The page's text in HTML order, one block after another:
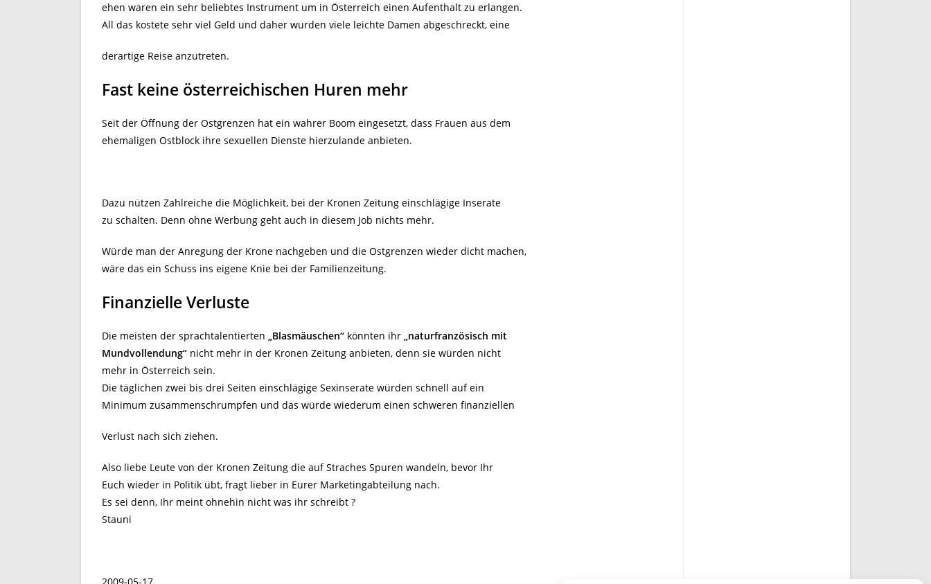
ehen waren ein sehr beliebtes Instrument um in Österreich einen Aufenthalt zu erlangen.
All das kostete sehr viel Geld und daher wurden viele leichte Damen abgeschreckt, eine
derartige Reise anzutreten.
Fast keine österreichischen Huren mehr
Seit der Öffnung der Ostgrenzen hat ein wahrer Boom eingesetzt, dass Frauen aus dem
ehemaligen Ostblock ihre sexuellen Dienste hierzulande anbieten.
Dazu nützen Zahlreiche die Möglichkeit, bei der Kronen Zeitung einschlägige Inserate
zu schalten. Denn ohne Werbung geht auch in diesem Job nichts mehr.
Würde man der Anregung der Krone nachgeben und die Ostgrenzen wieder dicht machen,
wäre das ein Schuss ins eigene Knie bei der Familienzeitung.
Finanzielle Verluste
Die meisten der sprachtalentierten „Blasmäuschen“ könnten ihr „naturfranzösisch mit
Mundvollendung“ nicht mehr in der Kronen Zeitung anbieten, denn sie würden nicht
mehr in Österreich sein.
Die täglichen zwei bis drei Seiten einschlägige Sexinserate würden schnell auf ein
Minimum zusammenschrumpfen und das würde wiederum einen schweren finanziellen
Verlust nach sich ziehen.
Also liebe Leute von der Kronen Zeitung die auf Straches Spuren wandeln, bevor Ihr
Euch wieder in Politik übt, fragt lieber in Eurer Marketingabteilung nach.
Es sei denn, Ihr meint ohnehin nicht was ihr schreibt ?
Stauni